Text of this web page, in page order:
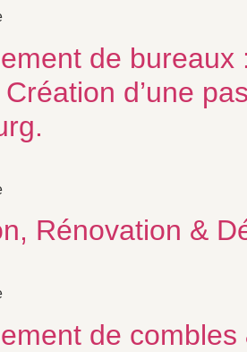
de
d’une
Rénovation &
de combles